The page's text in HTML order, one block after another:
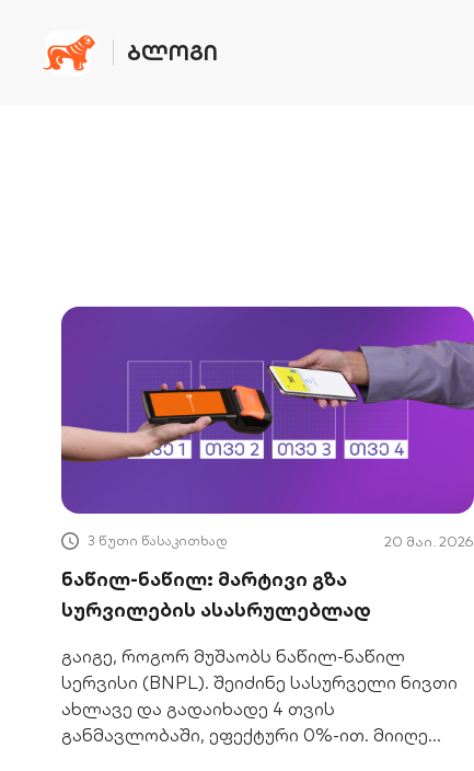
ᲑᲚᲝᲒᲘ
3 წუთი წასაკითხად 20 მაი. 2026
ნაწილ-ნაწილ: მარტივი გზა
სურვილების ასასრულებლად
გაიგე, როგორ მუშაობს ნაწილ-ნაწილ
სერვისი (BNPL). შეიძინე სასურველი ნივთი
ახლავე და გადაიხადე 4 თვის
განმავლობაში, ეფექტური 0%-ით. მიიღე